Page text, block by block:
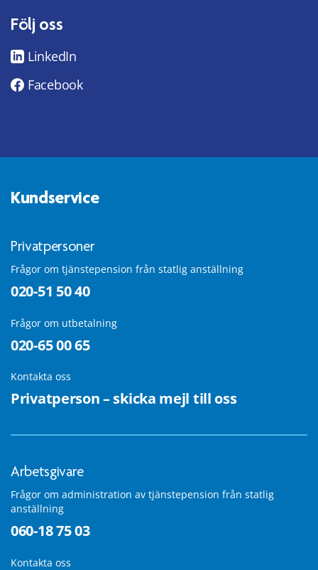
Följ oss
LinkedIn
Facebook
Kundservice
Privatpersoner
Frågor om tjänstepension från statlig anställning
020-51 50 40
Frågor om utbetalning
020-65 00 65
Kontakta oss
Privatperson – skicka mejl till oss
Arbetsgivare
Frågor om administration av tjänstepension från statlig
anställning
060-18 75 03
Kontakta oss